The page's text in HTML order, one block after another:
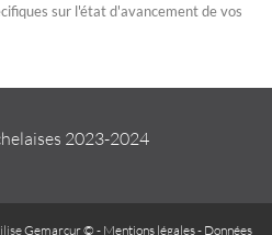
sur l'état d'avancement de vos
2023-2024
Gemarcur © - Mentions légales- Données